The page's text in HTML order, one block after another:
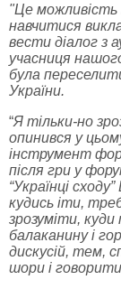
"Це можливість
навчитися
вести діалог з
учасниця
була
України.
“Я тільки-но
опинився у
інструмент
після гри у
“Українці
кудись іти,
зрозуміти,
балаканину і
дискусій, тем,
шори і